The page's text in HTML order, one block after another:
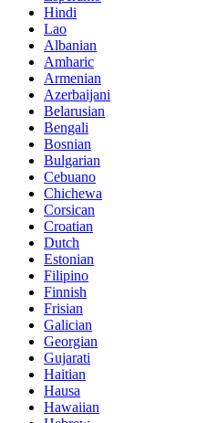
Hindi
Lao
Albanian
Amharic
Armenian
Azerbaijani
Belarusian
Bengali
Bosnian
Bulgarian
Cebuano
Chichewa
Corsican
Croatian
Dutch
Estonian
Filipino
Finnish
Frisian
Galician
Georgian
Gujarati
Haitian
Hausa
Hawaiian